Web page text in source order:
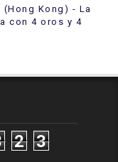
Kong) - La
con 4 oros y 4
2 3